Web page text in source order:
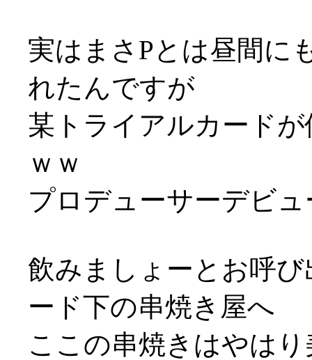
実はまさPとは昼間に
れたんですが
某トライアルカード
ｗｗ
プロデューサーデビ
飲みましょーとお呼
ード下の串焼き屋へ
ここの串焼きはやは